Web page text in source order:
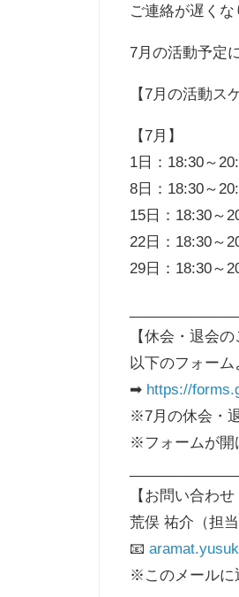
ご連絡が遅くな
7月の活動予定
【7月の活動ス
【7月】
1日：18:30～
8日：18:30～
15日：18:30～
22日：18:30～
29日：18:30～
【休会・退会の
以下のフォーム
➡ https://
※7月の休会・
※フォームが開
【お問い合わせ
荒俣 祐介（担当
📧
※このメールに